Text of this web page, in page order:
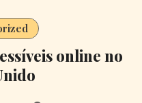
online no